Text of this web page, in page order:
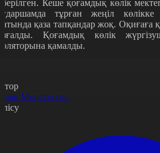
Кеше қоғамдық көлік
тұрған жеңіл
қаза тапқандар жоқ. Оқиғаға
Қоғамдық көлік
қамалды.
Мұратқызы